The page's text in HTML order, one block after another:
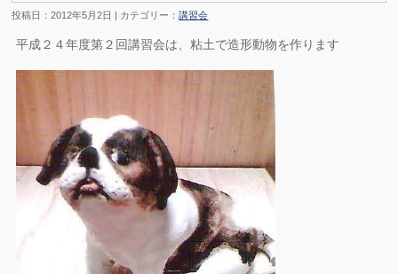
投稿日：2012年5月2日 | カテゴリー：講習会
平成２４年度第２回講習会は、粘土で造形動物を作ります